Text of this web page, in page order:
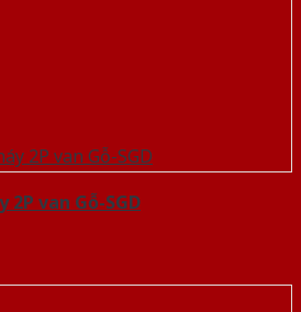
2P van Gỗ-SGD